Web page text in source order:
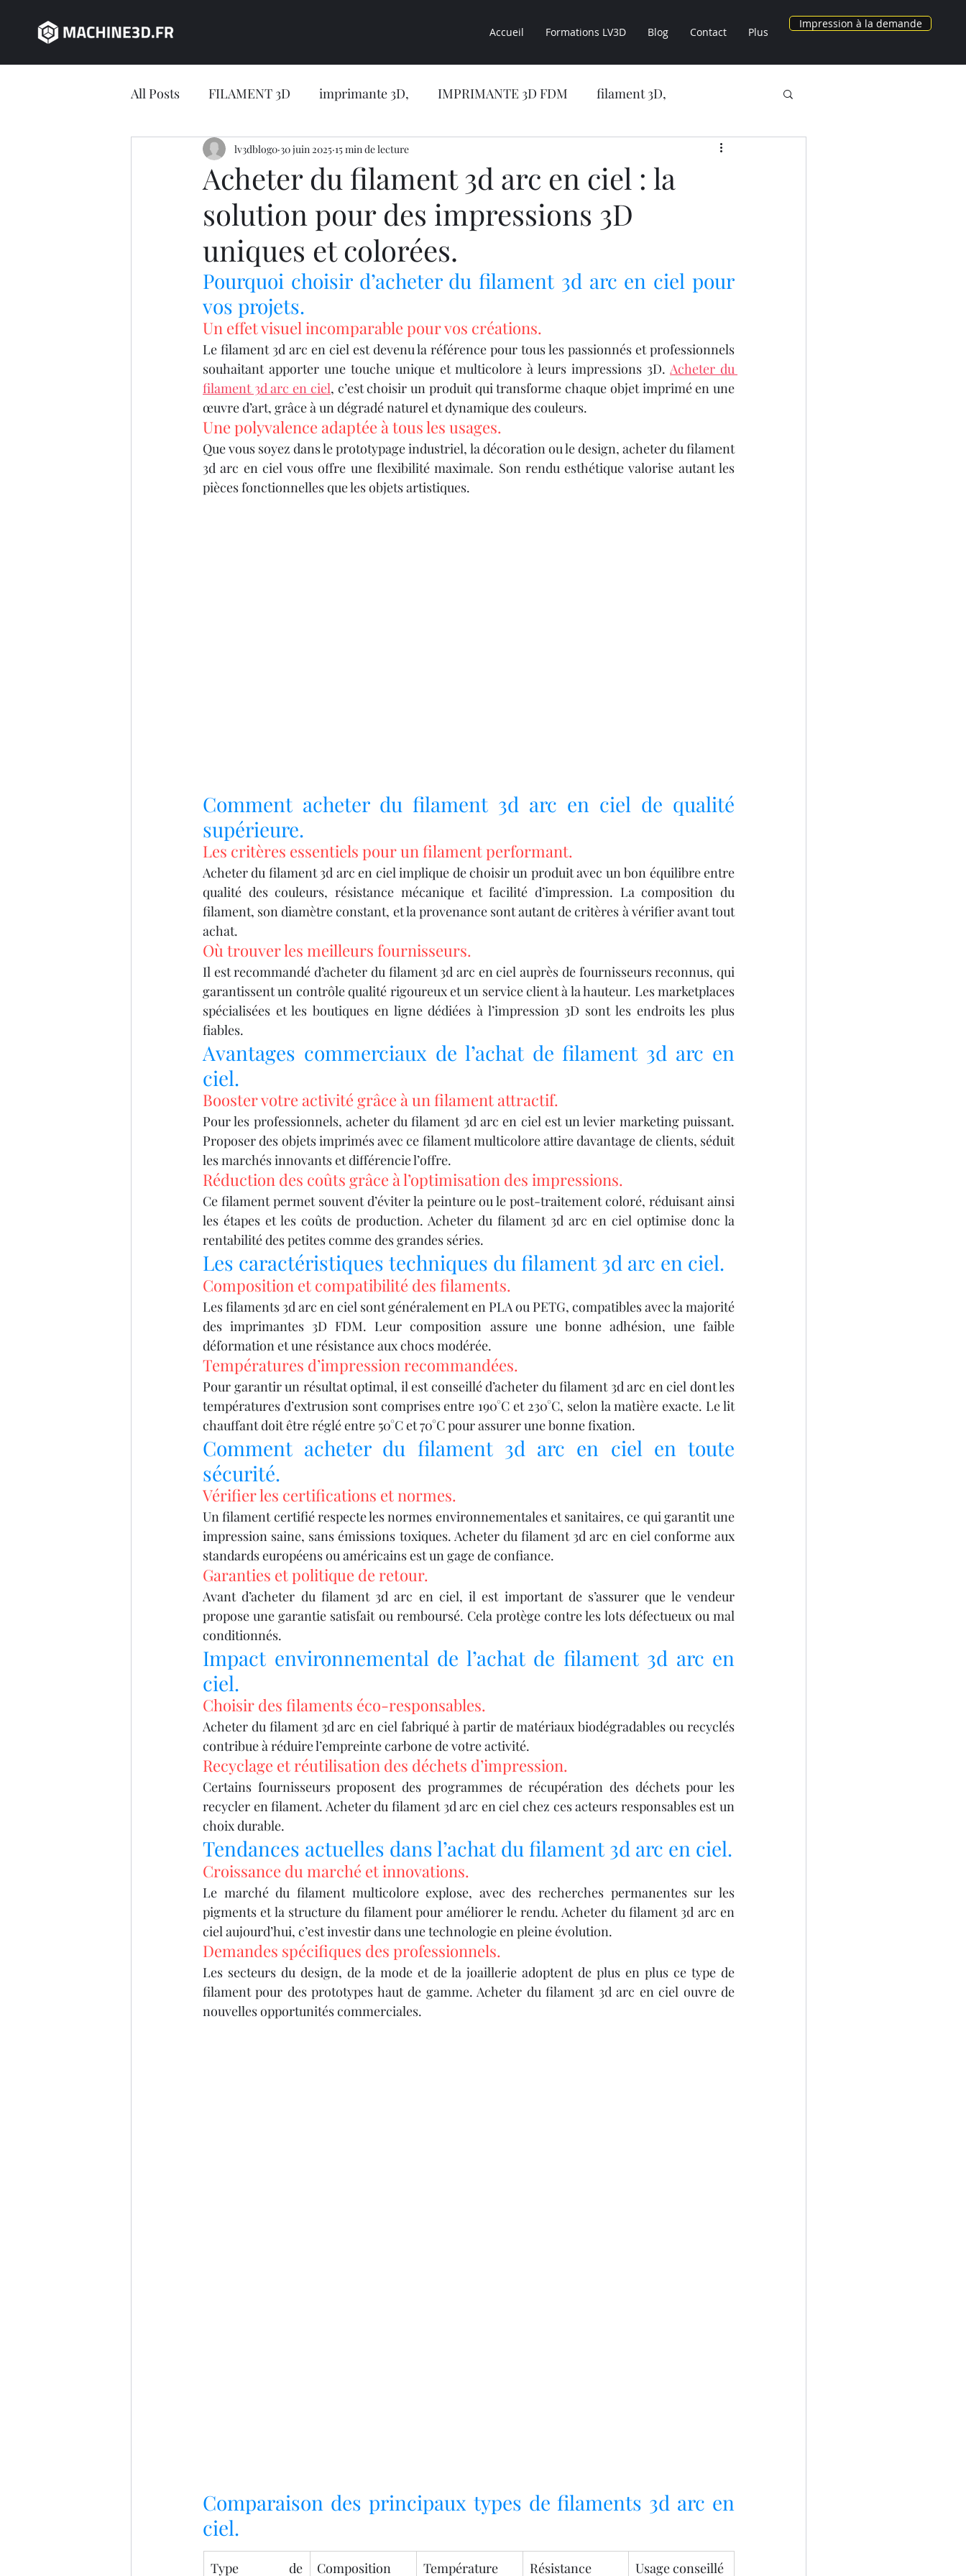
Accueil Formations LV3D Blog Contact Plus
Impression à la demande
All Posts FILAMENT 3D imprimante 3D, IMPRIMANTE 3D FDM filament 3D,
JEU CONCOURS impression 3D CONSEILS LV3D NOS OBJETS 3D
impression 3D en ligne CONCESSION LV3D Formation en ligne NOUVEAU CHEZ LV3D
Jeu concours LV3D IMPRIMANTE 3D RESINE
IMPRIMANTE 3D ARTILLERY 3D IMPRIMANTE 3D PROFESSIONNELLE
imprimante 3D professionelle Impression à la Demande SCANNER 3D SCANNER 3D
Formation 3D éligible au CPF OUTILLAGE 4 Formation impression 3D
impression 3D à la demande Formation 3D avec CPF
Acheter du filament 3d arc en ciel : la
solution pour des impressions 3D
uniques et colorées.
lv3dblog0 30 juin 2025 15 min de lecture
Pourquoi choisir d’acheter du filament 3d arc en ciel pour
vos projets.
Un effet visuel incomparable pour vos créations.
Le filament 3d arc en ciel est devenu la référence pour tous les passionnés et professionnels
souhaitant apporter une touche unique et multicolore à leurs impressions 3D. Acheter du
filament 3d arc en ciel, c’est choisir un produit qui transforme chaque objet imprimé en une
œuvre d’art, grâce à un dégradé naturel et dynamique des couleurs.
Une polyvalence adaptée à tous les usages.
Que vous soyez dans le prototypage industriel, la décoration ou le design, acheter du filament
3d arc en ciel vous offre une flexibilité maximale. Son rendu esthétique valorise autant les
pièces fonctionnelles que les objets artistiques.
Comment acheter du filament 3d arc en ciel de qualité
supérieure.
Les critères essentiels pour un filament performant.
Acheter du filament 3d arc en ciel implique de choisir un produit avec un bon équilibre entre
qualité des couleurs, résistance mécanique et facilité d’impression. La composition du
filament, son diamètre constant, et la provenance sont autant de critères à vérifier avant tout
achat.
Où trouver les meilleurs fournisseurs.
Il est recommandé d’acheter du filament 3d arc en ciel auprès de fournisseurs reconnus, qui
garantissent un contrôle qualité rigoureux et un service client à la hauteur. Les marketplaces
spécialisées et les boutiques en ligne dédiées à l’impression 3D sont les endroits les plus
fiables.
Avantages commerciaux de l’achat de filament 3d arc en
ciel.
Booster votre activité grâce à un filament attractif.
Pour les professionnels, acheter du filament 3d arc en ciel est un levier marketing puissant.
Proposer des objets imprimés avec ce filament multicolore attire davantage de clients, séduit
les marchés innovants et différencie l’offre.
Réduction des coûts grâce à l’optimisation des impressions.
Ce filament permet souvent d’éviter la peinture ou le post-traitement coloré, réduisant ainsi
les étapes et les coûts de production. Acheter du filament 3d arc en ciel optimise donc la
rentabilité des petites comme des grandes séries.
Les caractéristiques techniques du filament 3d arc en ciel.
Composition et compatibilité des filaments.
Les filaments 3d arc en ciel sont généralement en PLA ou PETG, compatibles avec la majorité
des imprimantes 3D FDM. Leur composition assure une bonne adhésion, une faible
déformation et une résistance aux chocs modérée.
Températures d’impression recommandées.
Pour garantir un résultat optimal, il est conseillé d’acheter du filament 3d arc en ciel dont les
températures d’extrusion sont comprises entre 190°C et 230°C, selon la matière exacte. Le lit
chauffant doit être réglé entre 50°C et 70°C pour assurer une bonne fixation.
Comment acheter du filament 3d arc en ciel en toute
sécurité.
Vérifier les certifications et normes.
Un filament certifié respecte les normes environnementales et sanitaires, ce qui garantit une
impression saine, sans émissions toxiques. Acheter du filament 3d arc en ciel conforme aux
standards européens ou américains est un gage de confiance.
Garanties et politique de retour.
Avant d’acheter du filament 3d arc en ciel, il est important de s’assurer que le vendeur
propose une garantie satisfait ou remboursé. Cela protège contre les lots défectueux ou mal
conditionnés.
Impact environnemental de l’achat de filament 3d arc en
ciel.
Choisir des filaments éco-responsables.
Acheter du filament 3d arc en ciel fabriqué à partir de matériaux biodégradables ou recyclés
contribue à réduire l’empreinte carbone de votre activité.
Recyclage et réutilisation des déchets d’impression.
Certains fournisseurs proposent des programmes de récupération des déchets pour les
recycler en filament. Acheter du filament 3d arc en ciel chez ces acteurs responsables est un
choix durable.
Tendances actuelles dans l’achat du filament 3d arc en ciel.
Croissance du marché et innovations.
Le marché du filament multicolore explose, avec des recherches permanentes sur les
pigments et la structure du filament pour améliorer le rendu. Acheter du filament 3d arc en
ciel aujourd’hui, c’est investir dans une technologie en pleine évolution.
Demandes spécifiques des professionnels.
Les secteurs du design, de la mode et de la joaillerie adoptent de plus en plus ce type de
filament pour des prototypes haut de gamme. Acheter du filament 3d arc en ciel ouvre de
nouvelles opportunités commerciales.
Comparaison des principaux types de filaments 3d arc en
ciel.
Type de Composition Température Résistance Usage conseillé